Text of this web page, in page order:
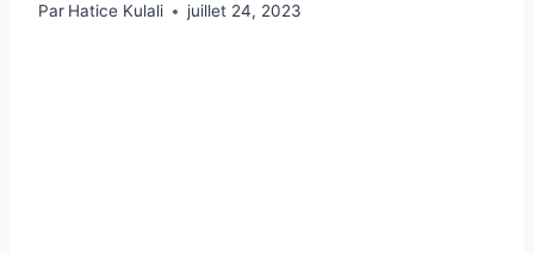
Par Hatice Kulali juillet 24, 2023